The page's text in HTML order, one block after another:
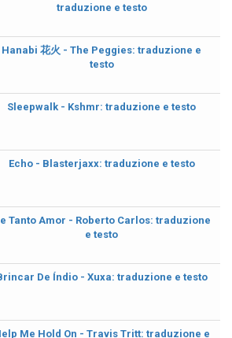
traduzione e testo
Hanabi 花火 - The Peggies: traduzione e
testo
Sleepwalk - Kshmr: traduzione e testo
Echo - Blasterjaxx: traduzione e testo
Tanto Amor - Roberto Carlos: traduzione
e testo
De Índio - Xuxa: traduzione e testo
Me Hold On - Travis Tritt: traduzione e